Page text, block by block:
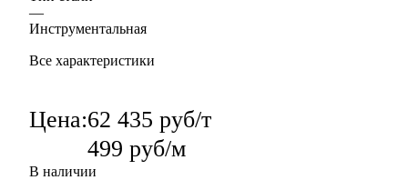
—
Инструментальная
Все характеристики
Цена:62 435 руб/т
499 руб/м
В наличии